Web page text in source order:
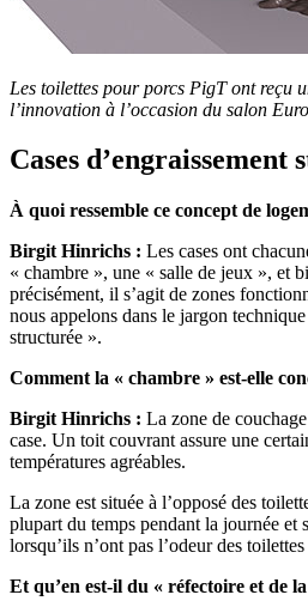
Les toilettes pour porcs PigT ont reçu
l’innovation à l’occasion du salon
Cases d’engraissement
À quoi ressemble ce concept de
Birgit Hinrichs : Les cases ont
« chambre », une « salle de jeux », et
précisément, il s’agit de zones
nous appelons dans le jargon
structurée ».
Comment la « chambre » est-elle
Birgit Hinrichs : La zone de
case. Un toit couvrant assure une
températures agréables.
La zone est située à l’opposé des
plupart du temps pendant la journée et
lorsqu’ils n’ont pas l’odeur des
Et qu’en est-il du « réfectoire et de